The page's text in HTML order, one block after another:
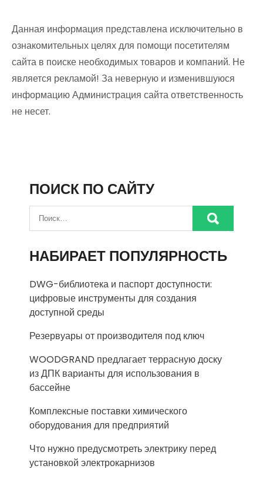
Данная информация представлена исключительно в
ознакомительных целях для помощи посетителям
сайта в поиске необходимых товаров и компаний. Не
является рекламой! За неверную и изменившуюся
информацию Администрация сайта ответственность
не несет.
ПОИСК ПО САЙТУ
НАБИРАЕТ ПОПУЛЯРНОСТЬ
DWG-библиотека и паспорт доступности:
цифровые инструменты для создания
доступной среды
Резервуары от производителя под ключ
WOODGRAND предлагает террасную доску
из ДПК варианты для использования в
бассейне
Комплексные поставки химического
оборудования для предприятий
Что нужно предусмотреть электрику перед
установкой электрокарнизов